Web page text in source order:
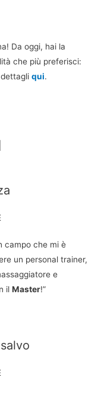
Da oggi, hai la
che più preferisci:
qui.
campo che mi è
un personal trainer,
e
il Master!”